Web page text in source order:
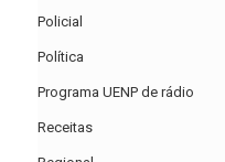
Policial
Política
Programa UENP de rádio
Receitas